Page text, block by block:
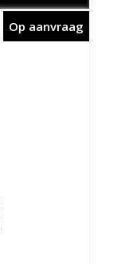
Op aanvraag